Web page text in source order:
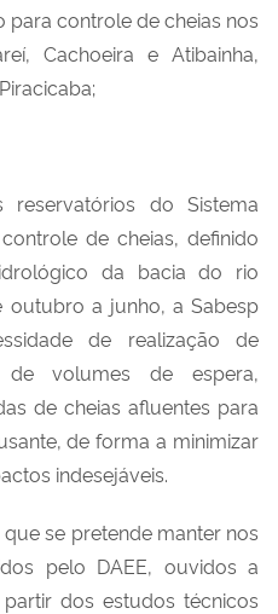
controle de cheias nos
Cachoeira e Atibainha,
do Sistema
de cheias, definido
da bacia do rio
outubro a junho, a Sabesp
de realização de
volumes de espera,
de cheias afluentes para
de forma a minimizar
indesejáveis.
se pretende manter nos
pelo DAEE, ouvidos a
dos estudos técnicos